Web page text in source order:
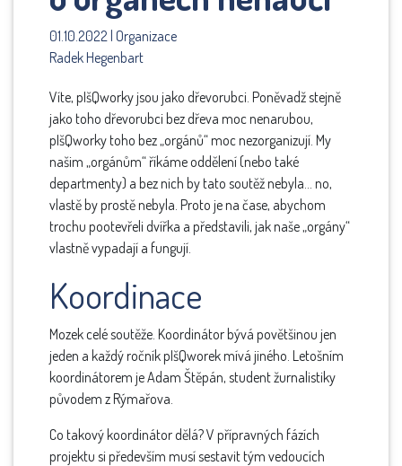
01.10.2022 | Organizace
Radek Hegenbart
Víte, pIšQworky jsou jako dřevorubci. Poněvadž stejně
jako toho dřevorubci bez dřeva moc nenarubou,
pIšQworky toho bez „orgánů“ moc nezorganizují. My
našim „orgánům“ říkáme oddělení (nebo také
departmenty) a bez nich by tato soutěž nebyla… no,
vlastě by prostě nebyla. Proto je na čase, abychom
trochu pootevřeli dvířka a představili, jak naše „orgány“
vlastně vypadají a fungují.
Koordinace
Mozek celé soutěže. Koordinátor bývá povětšinou jen
jeden a každý ročník pIšQworek mívá jiného. Letošním
koordinátorem je Adam Štěpán, student žurnalistiky
původem z Rýmařova.
Co takový koordinátor dělá? V přípravných fázích
projektu si především musí sestavit tým vedoucích